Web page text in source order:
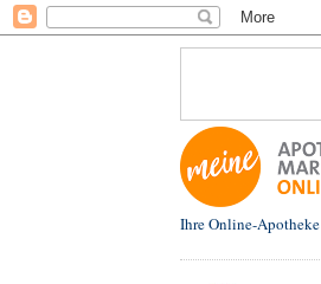
Ihre Online-Apotheke